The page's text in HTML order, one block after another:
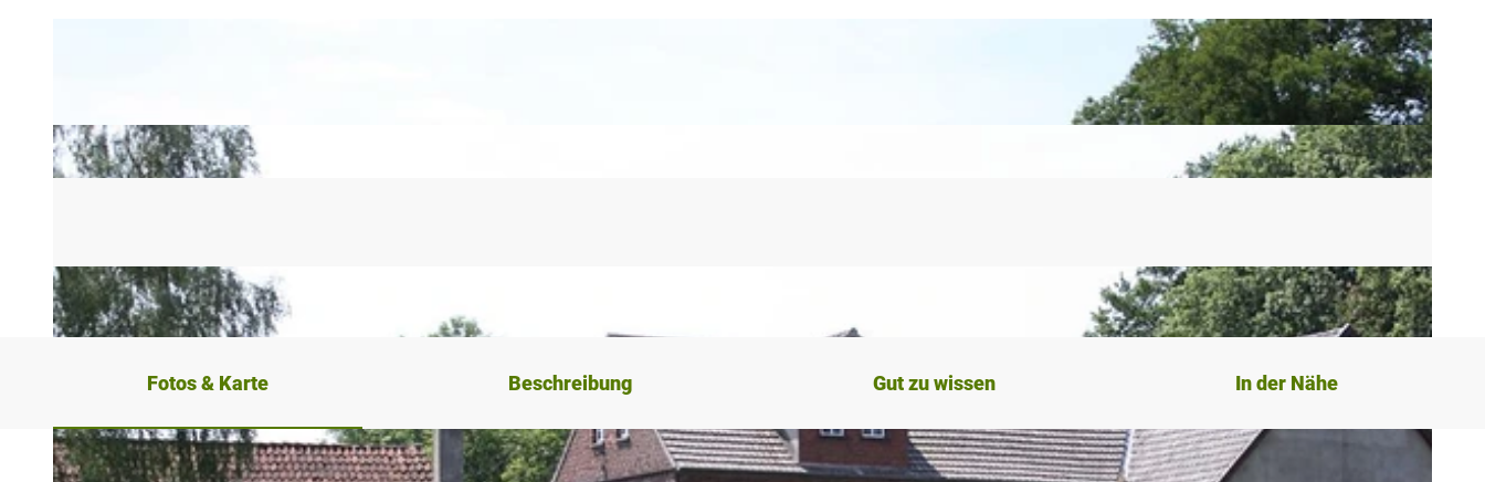
Fotos & Karte Beschreibung Gut zu wissen In der Nähe